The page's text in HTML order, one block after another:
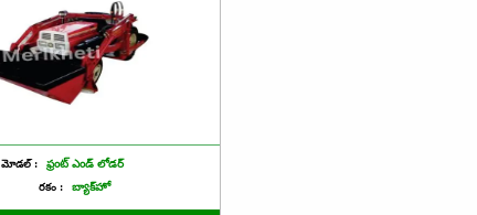
మోడల్ :
ఫ్రంట్ ఎండ్ లోడర్
రకం : బ్యాక్‌హో